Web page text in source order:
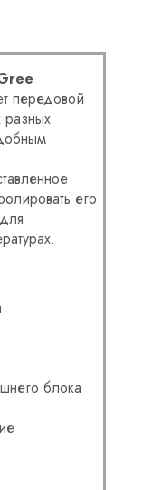
передовой
разных
его
блока